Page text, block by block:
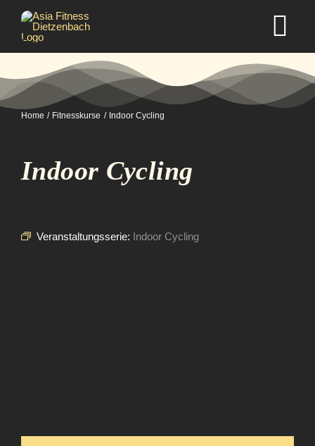
Inhalt
springen
Kurse
Selbstverteidigung
Home Fitnesskurse Indoor Cycling
Indoor Cycling
Veranstaltungsserie: Indoor Cycling